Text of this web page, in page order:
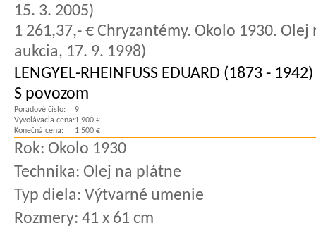
15. 3. 2005)
1 261,37,- € Chryzantémy. Okolo 1930.
aukcia, 17. 9. 1998)
LENGYEL-RHEINFUSS EDUARD (1873 - 1942)
S povozom
Poradové číslo:
9
Vyvolávacia cena:1 900 €
Konečná cena:
1 500 €
Rok: Okolo 1930
Technika: Olej na plátne
Typ diela: Výtvarné umenie
Rozmery: 41 x 61 cm